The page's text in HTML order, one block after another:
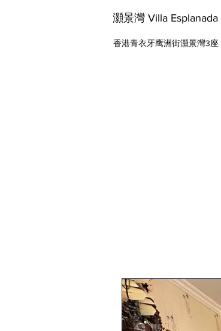
灝景灣 Villa Esplanada
香港青衣牙鹰洲街灝景灣3座